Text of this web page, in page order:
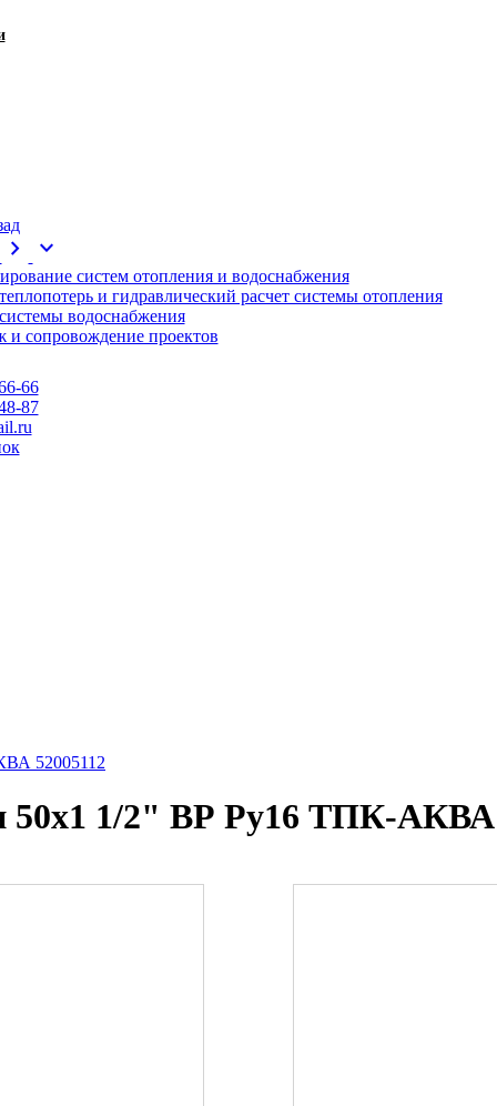
chevron_right expand_more
систем отопления и водоснабжения
и гидравлический расчет системы отопления
водоснабжения
и сопровождение проектов
66
87
52005112
1/2" ВР Ру16 ТПК-АКВА